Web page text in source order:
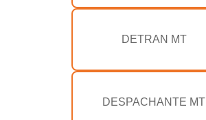
DETRAN MT
DESPACHANTE MT